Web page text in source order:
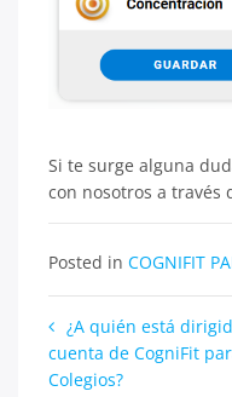
Si te surge alguna
con nosotros a través
Posted in COGNIFIT
Navegación
de
¿A quién está
cuenta de CogniFit
Colegios?